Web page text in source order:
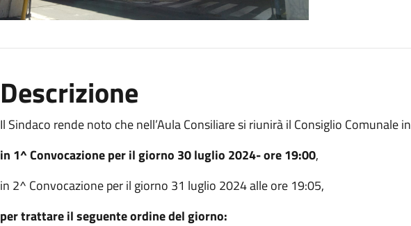
Descrizione
Il Sindaco rende noto che nell’Aula Consiliare si riunirà il Consiglio Comunale in
in 1^ Convocazione per il giorno 30 luglio 2024- ore 19:00,
in 2^ Convocazione per il giorno 31 luglio 2024 alle ore 19:05,
per trattare il seguente ordine del giorno: